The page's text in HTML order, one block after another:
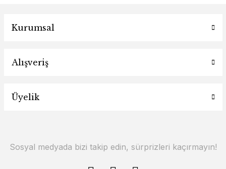
Kurumsal
Alışveriş
Üyelik
Sosyal medyada bizi takip edin, sürprizleri kaçırmayın!